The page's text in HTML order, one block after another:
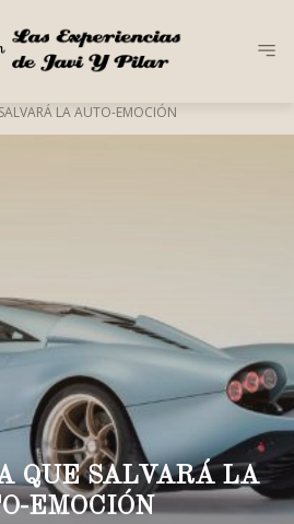
LA AUTO-EMOCIÓN
QUE SALVARÁ LA
EMOCIÓN